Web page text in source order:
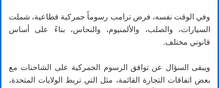
وفي الوقت نفسه، فرض ترامب رسوماً جمركية قطاعية، شملت
السيارات، والصلب، والألمنيوم، والنحاس، بناءً على أساس
قانوني مختلف.
ويبقى السؤال عن توافق الرسوم الجمركية على الشاحنات مع
بعض اتفاقات التجارة القائمة، مثل التي تربط الولايات المتحدة،